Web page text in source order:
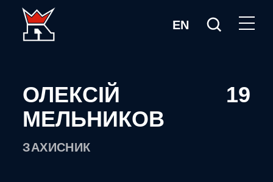
EN
ОЛЕКСІЙ
МЕЛЬНИКОВ
ЗАХИСНИК
19